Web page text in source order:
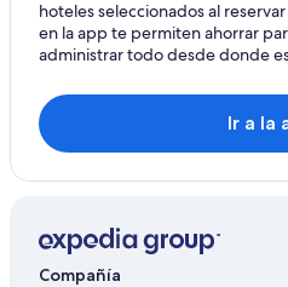
hoteles seleccionados al
en la app te permiten ahorrar
administrar todo desde donde
Ir a la
Compañía